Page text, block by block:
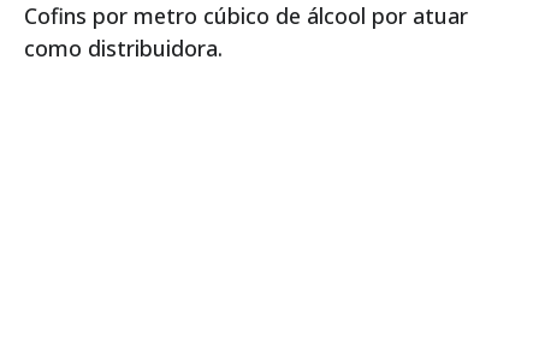
Cofins por metro cúbico de álcool por atuar
como distribuidora.